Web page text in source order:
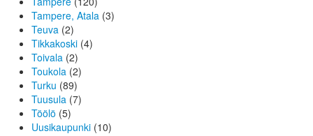
Tampere, Atala (3)
Teuva (2)
Tikkakoski (4)
Toivala (2)
Toukola (2)
Turku (89)
Tuusula (7)
Töölö (5)
Uusikaupunki (10)